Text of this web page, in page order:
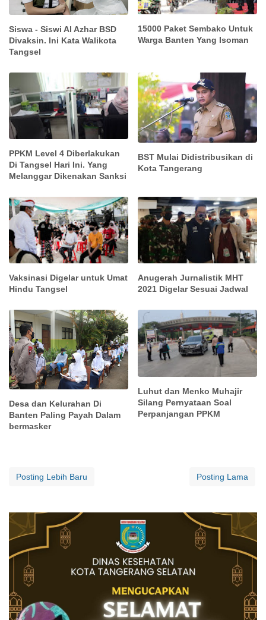
Siswa - Siswi Al Azhar BSD
Divaksin. Ini Kata Walikota
Tangsel
15000 Paket Sembako Untuk
Warga Banten Yang Isoman
PPKM Level 4 Diberlakukan
Di Tangsel Hari Ini. Yang
Melanggar Dikenakan Sanksi
BST Mulai Didistribusikan di
Kota Tangerang
Vaksinasi Digelar untuk Umat
Hindu Tangsel
Anugerah Jurnalistik MHT
2021 Digelar Sesuai Jadwal
Desa dan Kelurahan Di
Banten Paling Payah Dalam
bermasker
Luhut dan Menko Muhajir
Silang Pernyataan Soal
Perpanjangan PPKM
Posting Lebih Baru Posting Lama